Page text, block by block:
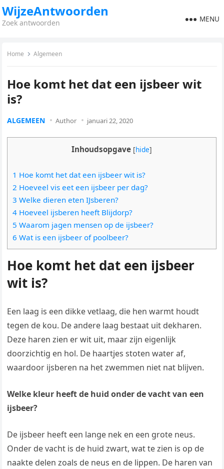
WijzeAntwoorden
Zoek antwoorden MENU
Home Algemeen
Hoe komt het dat een ijsbeer wit
is?
ALGEMEEN Author januari 22, 2020
Inhoudsopgave [hide]
1 Hoe komt het dat een ijsbeer wit is?
2 Hoeveel vis eet een ijsbeer per dag?
3 Welke dieren eten IJsberen?
4 Hoeveel ijsberen heeft Blijdorp?
5 Waarom jagen mensen op de ijsbeer?
6 Wat is een ijsbeer of poolbeer?
Hoe komt het dat een ijsbeer
wit is?
Een laag is een dikke vetlaag, die hen warmt houdt
tegen de kou. De andere laag bestaat uit dekharen.
Deze haren zien er wit uit, maar zijn eigenlijk
doorzichtig en hol. De haartjes stoten water af,
waardoor ijsberen na het zwemmen niet nat blijven.
Welke kleur heeft de huid onder de vacht van een
ijsbeer?
De ijsbeer heeft een lange nek en een grote neus.
Onder de vacht is de huid zwart, wat te zien is op de
naakte delen zoals de neus en de lippen. De haren van